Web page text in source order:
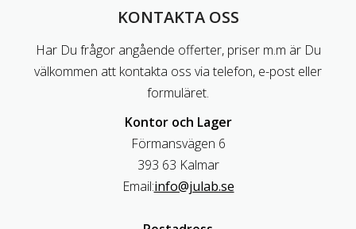
KONTAKTA OSS
Har Du frågor angående offerter, priser m.m är Du
välkommen att kontakta oss via telefon, e-post eller
formuläret.
Kontor och Lager
Förmansvägen 6
393 63 Kalmar
Email:info@julab.se